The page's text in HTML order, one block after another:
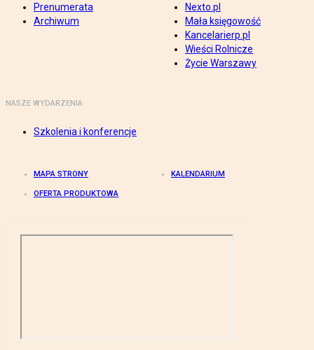
Prenumerata
Archiwum
Nexto.pl
Mała księgowość
Kancelarierp.pl
Wieści Rolnicze
Życie Warszawy
NASZE WYDARZENIA
Szkolenia i konferencje
MAPA STRONY KALENDARIUM
OFERTA PRODUKTOWA